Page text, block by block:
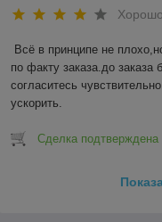
Хорошо
Всё в принципе не
по факту заказа.до
согласитесь
ускорить.
Сделка подтверждена